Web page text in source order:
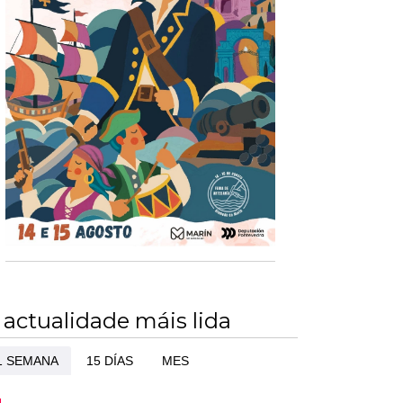
actualidade máis lida
SEMANA 15 DÍAS MES